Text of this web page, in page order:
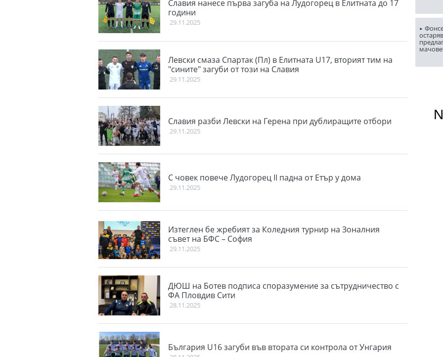
Славия нанесе първа загуба на Лудогорец в Елитната до 17
години
29.11.2025
Левски смаза Спартак (Пл) в Елитната U17, вторият тим на
"сините" загуби от този на Славия
29.11.2025
Славия разби Левски на Герена при дублиращите отбори
29.11.2025
С човек повече Лудогорец II падна от Етър у дома
29.11.2025
Изтеглен бе жребият за Коледния турнир на Зоналния
съвет на БФС – София
29.11.2025
ДЮШ на Ботев подписа споразумение за сътрудничество с
ФА Пловдив Сити
28.11.2025
България U16 загуби във втората си контрола от Унгария